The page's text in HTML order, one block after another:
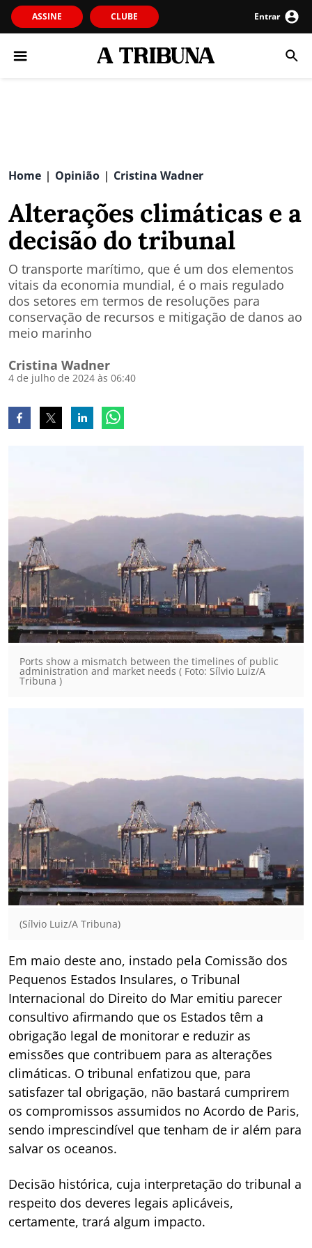
ASSINE CLUBE Entrar
Home | Opinião | Cristina Wadner
Alterações climáticas e a
decisão do tribunal
O transporte marítimo, que é um dos elementos
vitais da economia mundial, é o mais regulado
dos setores em termos de resoluções para
conservação de recursos e mitigação de danos ao
meio marinho
Cristina Wadner
4 de julho de 2024 às 06:40
Ports show a mismatch between the timelines of public
administration and market needs ( Foto: Sílvio Luiz/A
Tribuna )
(Sílvio Luiz/A Tribuna)
Em maio deste ano, instado pela Comissão dos
Pequenos Estados Insulares, o Tribunal
Internacional do Direito do Mar emitiu parecer
consultivo afirmando que os Estados têm a
obrigação legal de monitorar e reduzir as
emissões que contribuem para as alterações
climáticas. O tribunal enfatizou que, para
satisfazer tal obrigação, não bastará cumprirem
os compromissos assumidos no Acordo de Paris,
sendo imprescindível que tenham de ir além para
salvar os oceanos.
Decisão histórica, cuja interpretação do tribunal a
respeito dos deveres legais aplicáveis,
certamente, trará algum impacto.